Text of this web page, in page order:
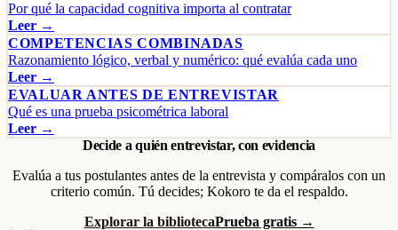
Por qué la capacidad cognitiva importa al contratar
Leer →
COMPETENCIAS COMBINADAS
Razonamiento lógico, verbal y numérico: qué evalúa cada uno
Leer →
EVALUAR ANTES DE ENTREVISTAR
Qué es una prueba psicométrica laboral
Leer →
Decide a quién entrevistar, con evidencia
Evalúa a tus postulantes antes de la entrevista y compáralos con un
criterio común. Tú decides; Kokoro te da el respaldo.
Explorar la bibliotecaPrueba gratis →